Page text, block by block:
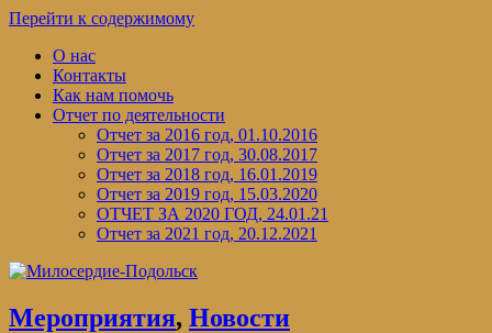
Перейти к содержимому
О нас
Контакты
Как нам помочь
Отчет по деятельности
Отчет за 2016 год, 01.10.2016
Отчет за 2017 год, 30.08.2017
Отчет за 2018 год, 16.01.2019
Отчет за 2019 год, 15.03.2020
ОТЧЕТ ЗА 2020 ГОД, 24.01.21
Отчет за 2021 год, 20.12.2021
Мероприятия, Новости